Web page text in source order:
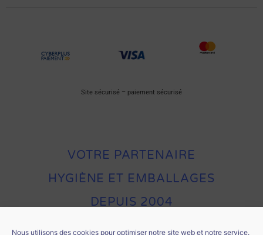
Nous utilisons des cookies pour optimiser notre site web et notre service.
Site sécurisé – paiement sécurisé
VOTRE PARTENAIRE
HYGIÈNE ET EMBALLAGES
DEPUIS 2004